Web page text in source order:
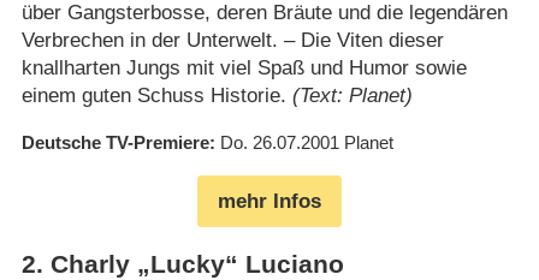
über Gangsterbosse, deren Bräute und die legendären
Verbrechen in der Unterwelt. – Die Viten dieser
knallharten Jungs mit viel Spaß und Humor sowie
einem guten Schuss Historie. (Text: Planet)
Deutsche TV-Premiere Do. 26.07.2001 Planet
mehr Infos
2. Charly „Lucky“ Luciano